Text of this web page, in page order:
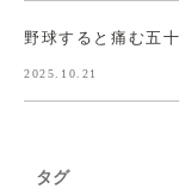
野球すると痛む五
2025.10.21
タグ